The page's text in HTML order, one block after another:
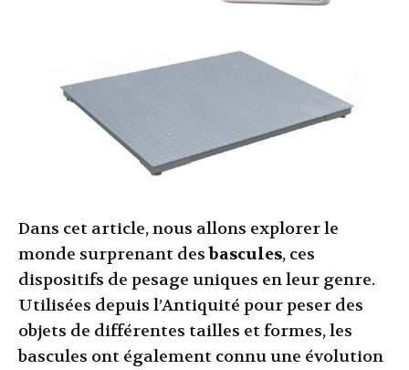
Dans cet article, nous allons explorer le
monde surprenant desbascules, ces
dispositifs de pesage uniques en leur genre.
Utilisées depuis l’Antiquité pour peser des
objets de différentes tailles et formes, les
bascules ont également connu une évolution